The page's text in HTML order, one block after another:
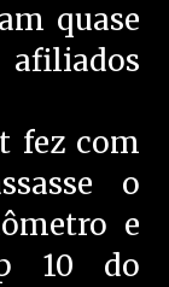
quase
fez com
o
e
10 do